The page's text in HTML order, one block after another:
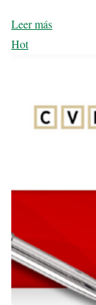
Leer más
Hot